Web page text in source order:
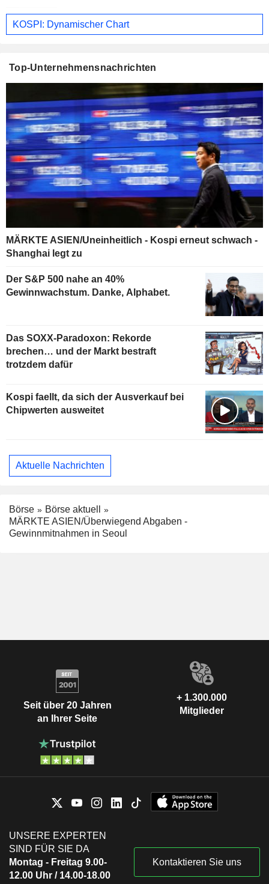
KOSPI: Dynamischer Chart
Top-Unternehmensnachrichten
MÄRKTE ASIEN/Uneinheitlich - Kospi erneut schwach -
Shanghai legt zu
Der S&P 500 nahe an 40%
Gewinnwachstum. Danke, Alphabet.
Das SOXX-Paradoxon: Rekorde
brechen… und der Markt bestraft
trotzdem dafür
Kospi faellt, da sich der Ausverkauf bei
Chipwerten ausweitet
Aktuelle Nachrichten
Börse
Börse aktuell
MÄRKTE ASIEN/Überwiegend Abgaben -
Gewinnmitnahmen in Seoul
Seit über 20 Jahren
an Ihrer Seite
+ 1.300.000
Mitglieder
UNSERE EXPERTEN
SIND FÜR SIE DA
Montag - Freitag 9.00-
12.00 Uhr / 14.00-18.00
Kontaktieren Sie uns